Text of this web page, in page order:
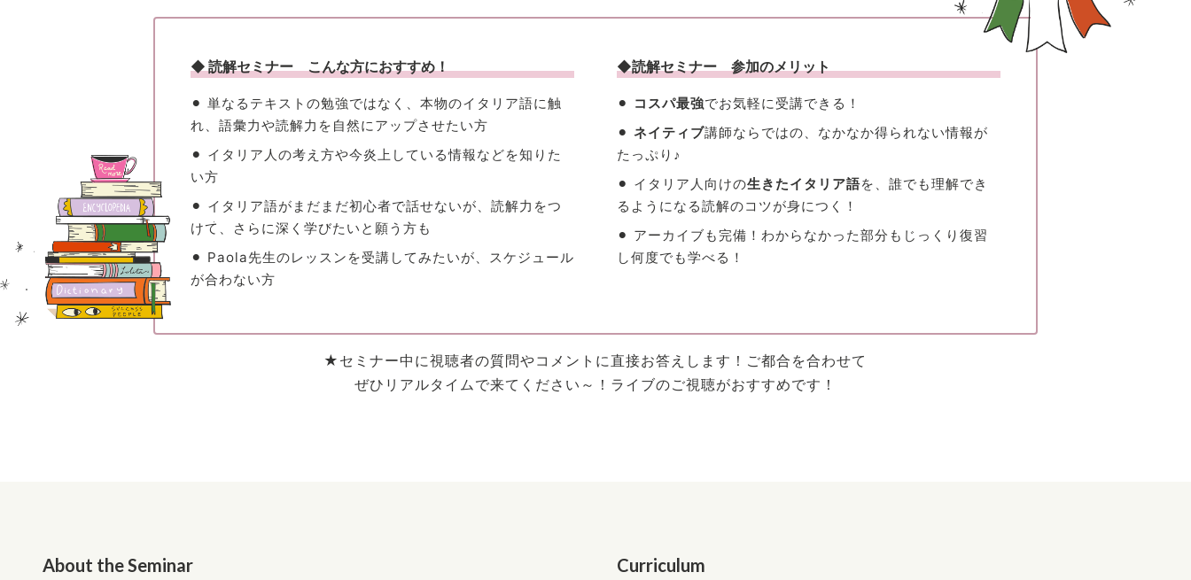
◆ 読解セミナー こんな方におすすめ！
⚫︎ 単なるテキストの勉強ではなく、本物のイタリア語に触
れ、語彙力や読解力を自然にアップさせたい方
⚫︎ イタリア人の考え方や今炎上している情報などを知りた
い方
⚫︎ イタリア語がまだまだ初心者で話せないが、読解力をつ
けて、さらに深く学びたいと願う方も
⚫︎ Paola先生のレッスンを受講してみたいが、スケジュール
が合わない方
◆読解セミナー 参加のメリット
⚫︎ コスパ最強でお気軽に受講できる！
⚫︎ ネイティブ講師ならではの、なかなか得られない情報が
たっぷり♪
⚫︎ イタリア人向けの生きたイタリア語を、誰でも理解でき
るようになる読解のコツが身につく！
⚫︎ アーカイブも完備！わからなかった部分もじっくり復習
し何度でも学べる！
★セミナー中に視聴者の質問やコメントに直接お答えします！ご都合を合わせて
ぜひリアルタイムで来てください～！ライブのご視聴がおすすめです！
About the Seminar Curriculum